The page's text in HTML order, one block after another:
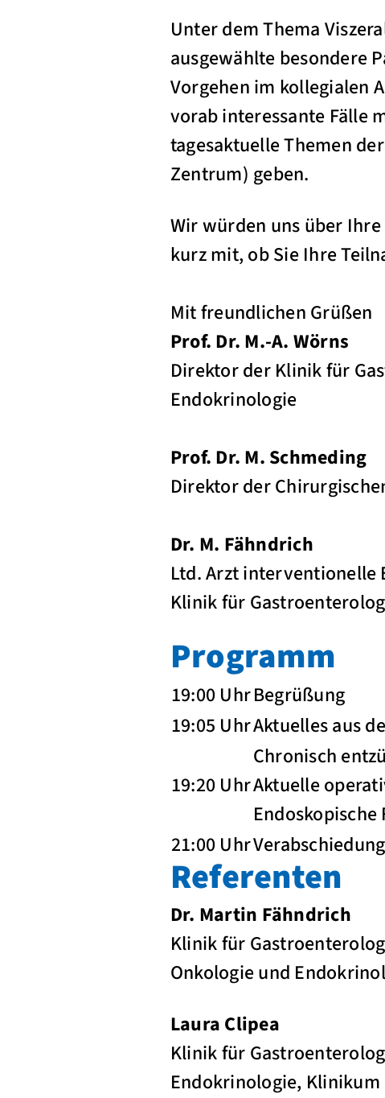
Unter dem Thema
ausgewählte besondere
Vorgehen im kollegialen
vorab interessante Fälle
tagesaktuelle Themen
Zentrum) geben.
Wir würden uns über
kurz mit, ob Sie Ihre
Mit freundlichen Grüßen
Prof. Dr. M.-A. Wörns
Direktor der Klinik für
Endokrinologie
Prof. Dr. M. Schmeding
Direktor der
Dr. M. Fähndrich
Ltd. Arzt interventionelle
Klinik für
Programm
19:00 UhrBegrüßung
19:05 UhrAktuelles aus
19:20 Uhr
Chronisch
Aktuelle
21:00 UhrVerabschiedung
Referenten
Dr. Martin Fähndrich
Klinik für
Onkologie und
Laura Clipea
Klinik für
Endokrinologie,